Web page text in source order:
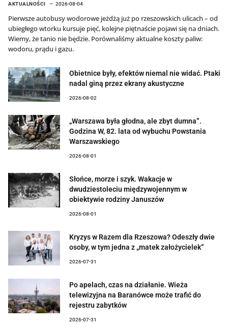
AKTUALNOŚCI 2026-08-04
Pierwsze autobusy wodorowe jeżdżą już po rzeszowskich ulicach – od
ubiegłego wtorku kursuje pięć, kolejne piętnaście pojawi się na dniach.
Wiemy, że tanio nie będzie. Porównaliśmy aktualne koszty paliw:
wodoru, prądu i gazu.
Obietnice były, efektów niemal nie widać. Ptaki
nadal giną przez ekrany akustyczne
2026-08-02
„Warszawa była głodna, ale zbyt dumna”.
Godzina W, 82. lata od wybuchu Powstania
Warszawskiego
2026-08-01
Słońce, morze i szyk. Wakacje w
dwudziestoleciu międzywojennym w
obiektywie rodziny Januszów
2026-08-01
Kryzys w Razem dla Rzeszowa? Odeszły dwie
osoby, w tym jedna z „matek założycielek”
2026-07-31
Po apelach, czas na działanie. Wieża
telewizyjna na Baranówce może trafić do
rejestru zabytków
2026-07-31